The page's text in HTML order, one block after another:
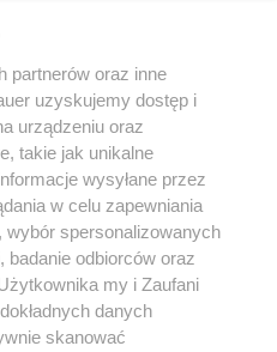
partnerów oraz inne
uzyskujemy dostęp i
urządzeniu oraz
takie jak unikalne
wysyłane przez
w celu zapewniania
spersonalizowanych
odbiorców oraz
my i Zaufani
danych
skanować